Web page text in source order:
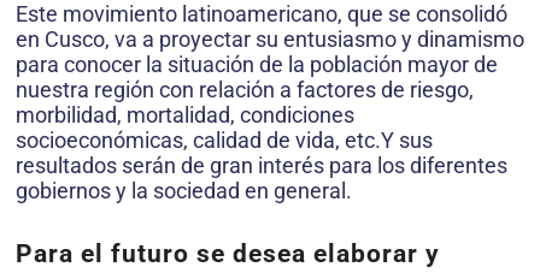
Este movimiento latinoamericano, que se consolidó
en Cusco, va a proyectar su entusiasmo y dinamismo
para conocer la situación de la población mayor de
nuestra región con relación a factores de riesgo,
morbilidad, mortalidad, condiciones
socioeconómicas, calidad de vida, etc.Y sus
resultados serán de gran interés para los diferentes
gobiernos y la sociedad en general.
Para el futuro se desea elaborar y